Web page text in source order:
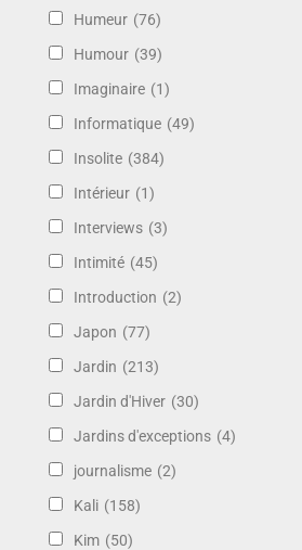
Humeur (76)
Humour (39)
Imaginaire (1)
Informatique (49)
Insolite (384)
Intérieur (1)
Interviews (3)
Intimité (45)
Introduction (2)
Japon (77)
Jardin (213)
Jardin d'Hiver (30)
Jardins d'exceptions (4)
journalisme (2)
Kali (158)
Kim (50)